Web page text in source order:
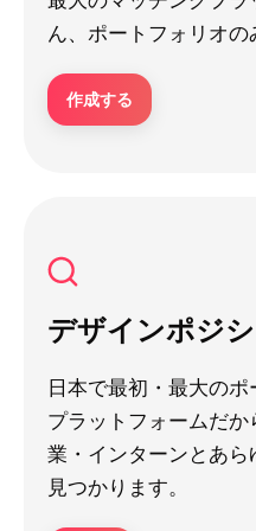
ん、ポートフォリオの
作成する
デザインポジ
日本で最初・最大の
プラットフォームだ
業・インターンとあ
見つかります。